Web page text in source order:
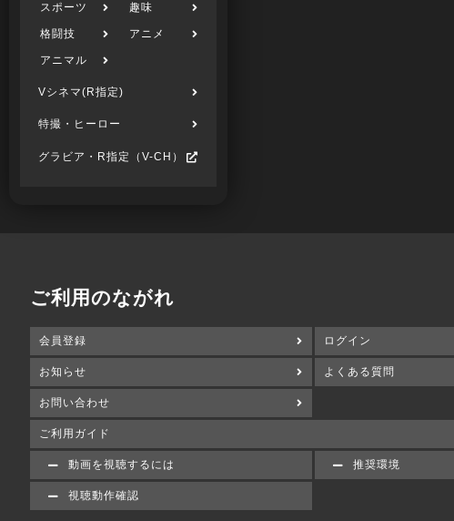
スポーツ 趣味
格闘技 アニメ
アニマル
Vシネマ(R指定)
特撮・ヒーロー
グラビア・R指定（V-CH）
ご利用のながれ
会員登録 ログイン
お知らせ よくある質問
お問い合わせ
ご利用ガイド
動画を視聴するには 推奨環境
視聴動作確認